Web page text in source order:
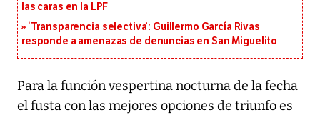
las caras en la LPF
‘Transparencia selectiva’: Guillermo García Rivas
responde a amenazas de denuncias en San Miguelito
Para la función vespertina nocturna de la fecha
el fusta con las mejores opciones de triunfo es